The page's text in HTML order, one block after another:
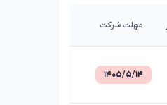
مهلت شرکت
۱۴۰۵/۵/۱۴